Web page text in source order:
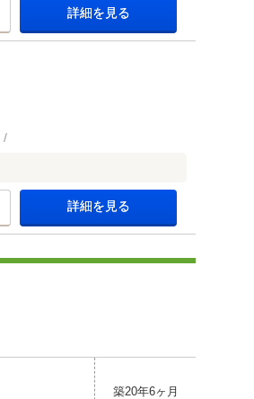
詳細を見る
詳細を見る
築20年6ヶ月